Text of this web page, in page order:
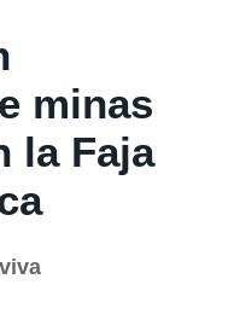
minas
la Faja